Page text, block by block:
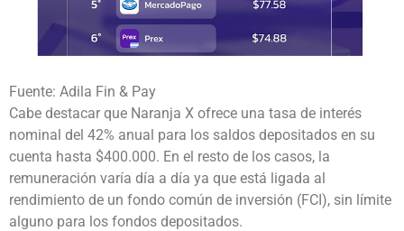
Fuente: Adila Fin & Pay
Cabe destacar que Naranja X ofrece una tasa de interés
nominal del 42% anual para los saldos depositados en su
cuenta hasta $400.000. En el resto de los casos, la
remuneración varía día a día ya que está ligada al
rendimiento de un fondo común de inversión (FCI), sin límite
alguno para los fondos depositados.